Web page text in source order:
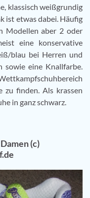
klassisch weißgrundig
ist etwas dabei. Häufig
Modellen aber 2 oder
eine konservative
blau bei Herren und
eine Knallfarbe.
zu finden. Als krassen
in ganz schwarz.
(c)